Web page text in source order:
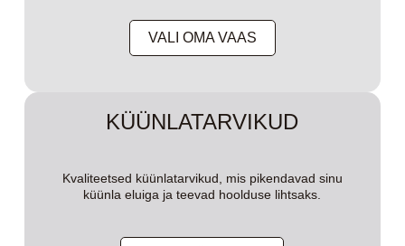
VALI OMA VAAS
KÜÜNLATARVIKUD
Kvaliteetsed küünlatarvikud, mis pikendavad sinu
küünla eluiga ja teevad hoolduse lihtsaks.